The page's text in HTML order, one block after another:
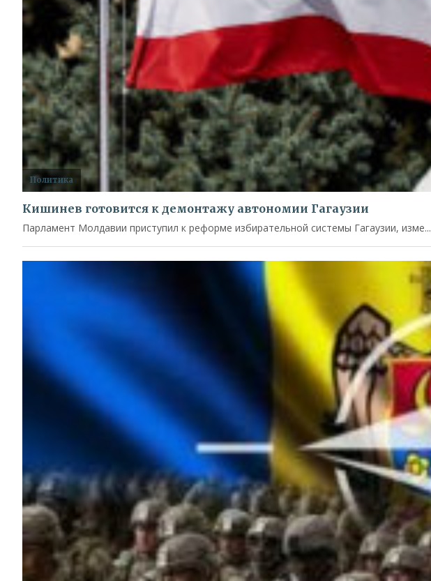
Политика
Кишинев готовится к демонтажу автономии Гагаузии
Парламент Молдавии приступил к реформе избирательной системы Гагаузии, изме...